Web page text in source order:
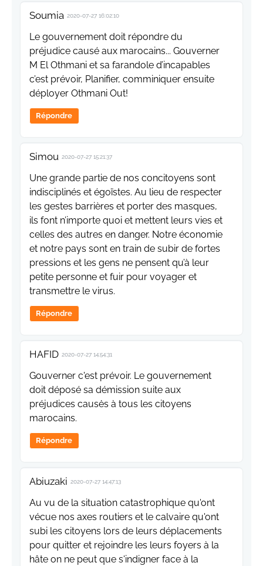
Soumia 2020-07-27 16:02:10
Le gouvernement doit répondre du
préjudice causé aux marocains... Gouverner
M El Othmani et sa farandole d’incapables
c’est prévoir, Planifier, comminiquer ensuite
déployer Othmani Out!
Répondre
Simou 2020-07-27 15:21:37
Une grande partie de nos concitoyens sont
indisciplinés et égoïstes. Au lieu de respecter
les gestes barrières et porter des masques,
ils font n’importe quoi et mettent leurs vies et
celles des autres en danger. Notre économie
et notre pays sont en train de subir de fortes
pressions et les gens ne pensent qu’à leur
petite personne et fuir pour voyager et
transmettre le virus.
Répondre
HAFID 2020-07-27 14:54:31
Gouverner c'est prévoir. Le gouvernement
doit déposé sa démission suite aux
préjudices causės à tous les citoyens
marocains.
Répondre
Abiuzaki 2020-07-27 14:47:13
Au vu de la situation catastrophique qu'ont
vécue nos axes routiers et le calvaire qu'ont
subi les citoyens lors de leurs déplacements
pour quitter et rejoindre les leurs foyers à la
hâte on ne peut que s'indigner face à la